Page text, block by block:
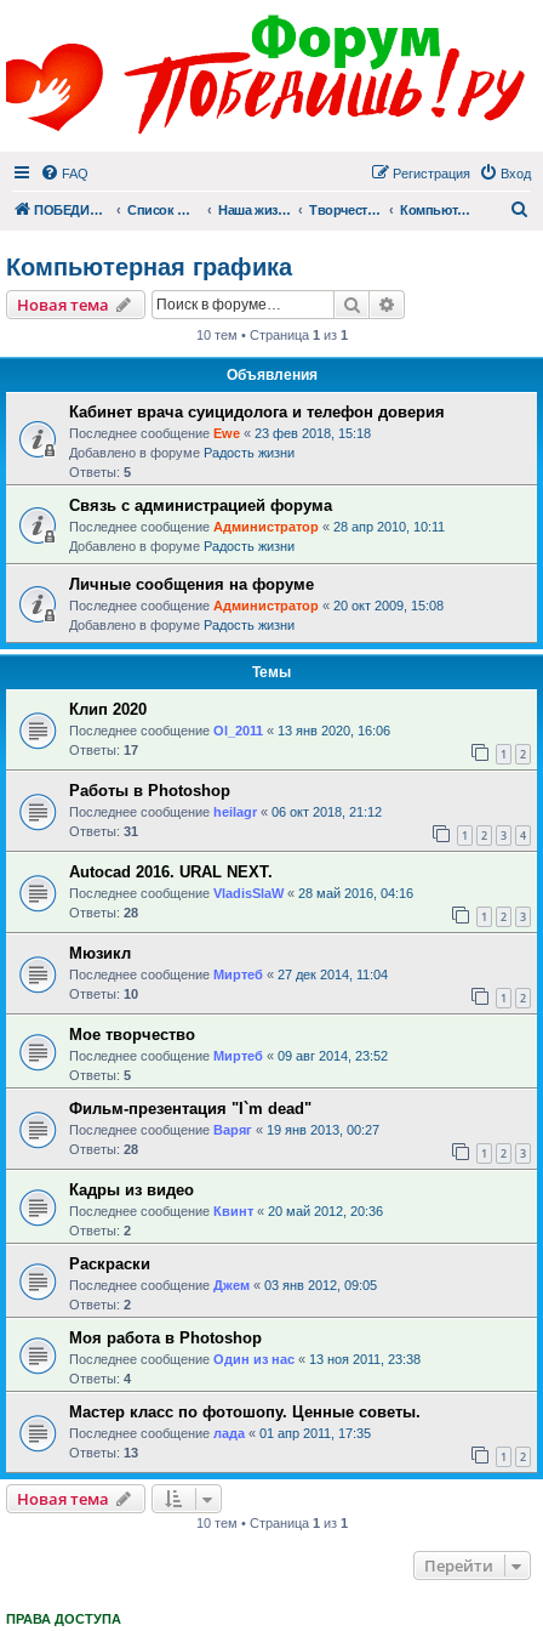
FAQ Вход
Регистрация
ПОБЕДИШЬ.РУ Список форумов Наша жизнь (не всё же о суициде!) Творчество Компьютерная графика
Компьютерная графика
Новая тема Поиск
10 тем • Страница 1 из 1
Объявления
Кабинет врача суицидолога и телефон доверия
Последнее сообщение Ewe « 23 фев 2018, 15:18
Добавлено в форуме Радость жизни
Ответы: 5
Связь с администрацией форума
Последнее сообщение Администратор « 28 апр 2010, 10:11
Добавлено в форуме Радость жизни
Личные сообщения на форуме
Последнее сообщение Администратор « 20 окт 2009, 15:08
Добавлено в форуме Радость жизни
Темы
Клип 2020
Последнее сообщение Ol_2011 « 13 янв 2020, 16:06
Ответы: 17 1 2
Работы в Photoshop
Последнее сообщение heilagr « 06 окт 2018, 21:12
Ответы: 31 1 2 3 4
Autocad 2016. URAL NEXT.
Последнее сообщение VladisSlaW« 28 май 2016, 04:16
Ответы: 28 1 2 3
Мюзикл
Последнее сообщение Миртеб « 27 дек 2014, 11:04
Ответы: 10 1 2
Мое творчество
Последнее сообщение Миртеб « 09 авг 2014, 23:52
Ответы: 5
Фильм-презентация "I`m dead"
Последнее сообщение Варяг « 19 янв 2013, 00:27
Ответы: 28 1 2 3
Кадры из видео
Последнее сообщение Квинт « 20 май 2012, 20:36
Ответы: 2
Раскраски
Последнее сообщение Джем « 03 янв 2012, 09:05
Ответы: 2
Моя работа в Photoshop
Последнее сообщение Один из нас « 13 ноя 2011, 23:38
Ответы: 4
Мастер класс по фотошопу. Ценные советы.
Последнее сообщение лада « 01 апр 2011, 17:35
Ответы: 13 1 2
Новая тема
10 тем • Страница 1 из 1
Перейти
ПРАВА ДОСТУПА